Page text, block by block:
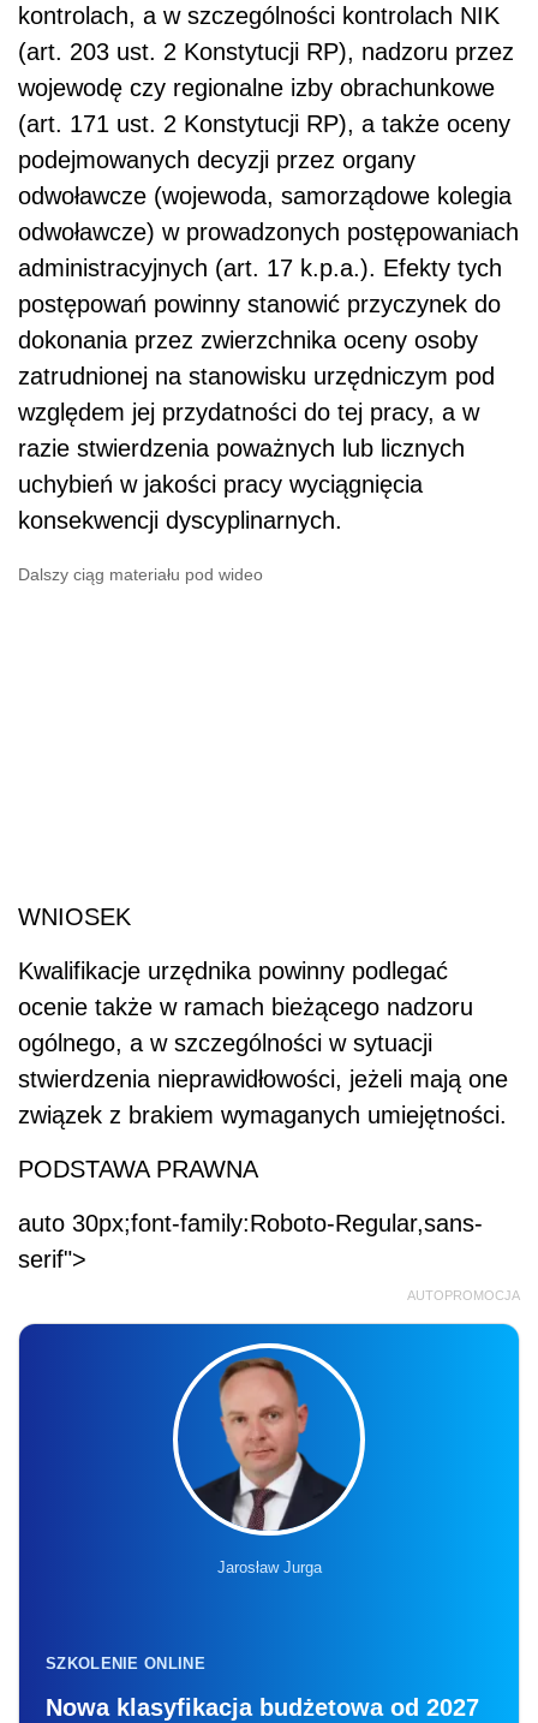
kontrolach, a w szczególności kontrolach NIK
(art. 203 ust. 2 Konstytucji RP), nadzoru przez
wojewodę czy regionalne izby obrachunkowe
(art. 171 ust. 2 Konstytucji RP), a także oceny
podejmowanych decyzji przez organy
odwoławcze (wojewoda, samorządowe kolegia
odwoławcze) w prowadzonych postępowaniach
administracyjnych (art. 17 k.p.a.). Efekty tych
postępowań powinny stanowić przyczynek do
dokonania przez zwierzchnika oceny osoby
zatrudnionej na stanowisku urzędniczym pod
względem jej przydatności do tej pracy, a w
razie stwierdzenia poważnych lub licznych
uchybień w jakości pracy wyciągnięcia
konsekwencji dyscyplinarnych.
Dalszy ciąg materiału pod wideo
WNIOSEK
Kwalifikacje urzędnika powinny podlegać
ocenie także w ramach bieżącego nadzoru
ogólnego, a w szczególności w sytuacji
stwierdzenia nieprawidłowości, jeżeli mają one
związek z brakiem wymaganych umiejętności.
PODSTAWA PRAWNA
auto 30px;font-family:Roboto-Regular,sans-
serif">
AUTOPROMOCJA
Jarosław Jurga
SZKOLENIE ONLINE
Nowa klasyfikacja budżetowa od 2027